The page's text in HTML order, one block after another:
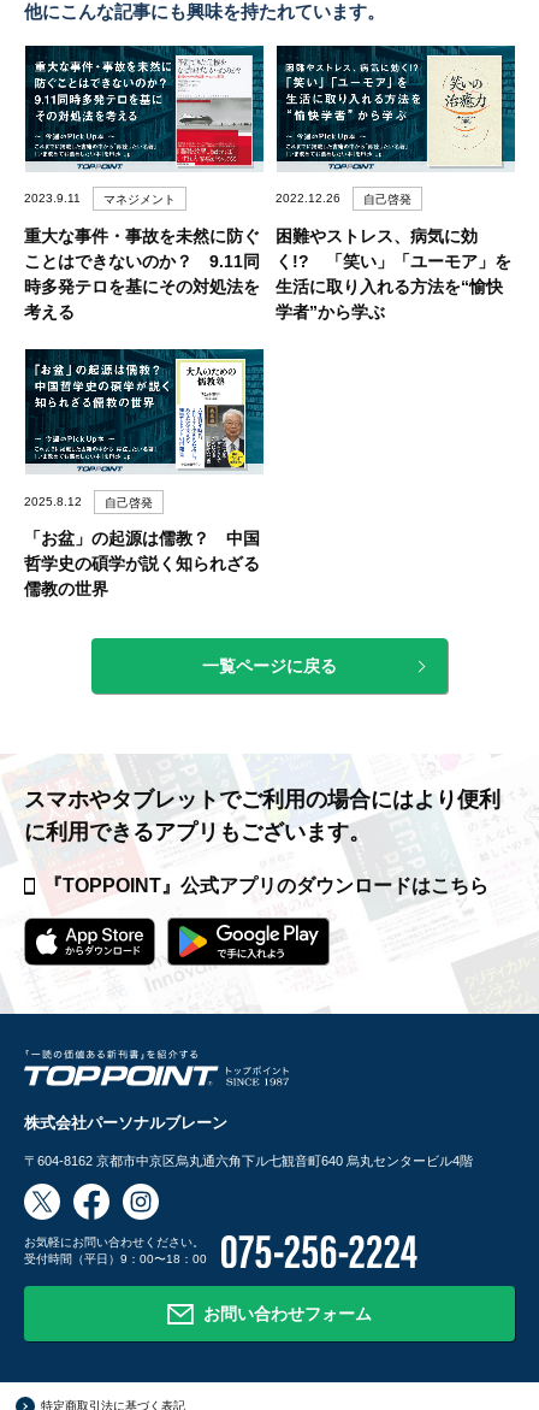
他にこんな記事にも興味を持たれています。
2023.9.11 マネジメント
重大な事件・事故を未然に防ぐ
ことはできないのか？ 9.11同
時多発テロを基にその対処法を
考える
2022.12.26 自己啓発
困難やストレス、病気に効
く!? 「笑い」「ユーモア」を
生活に取り入れる方法を“愉快
学者”から学ぶ
2025.8.12 自己啓発
「お盆」の起源は儒教？ 中国
哲学史の碩学が説く知られざる
儒教の世界
一覧ページに戻る
スマホやタブレットでご利用の場合にはより便利
に利用できるアプリもございます。
『TOPPOINT』公式アプリのダウンロードはこちら
株式会社パーソナルブレーン
〒604-8162 京都市中京区烏丸通六角下ル七観音町640 烏丸センタービル4階
お気軽にお問い合わせください。
受付時間（平日）9：00〜18：00
お問い合わせフォーム
特定商取引法に基づく表記